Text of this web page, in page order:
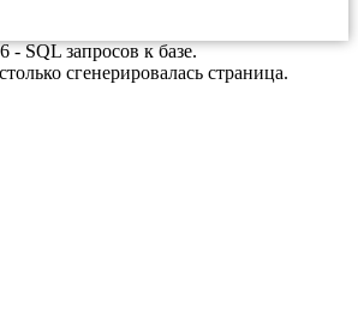
- SQL запросов к базе.
сгенерировалась страница.